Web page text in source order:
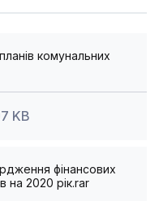
комунальних
KB
фінансових
на 2020 рік.rar